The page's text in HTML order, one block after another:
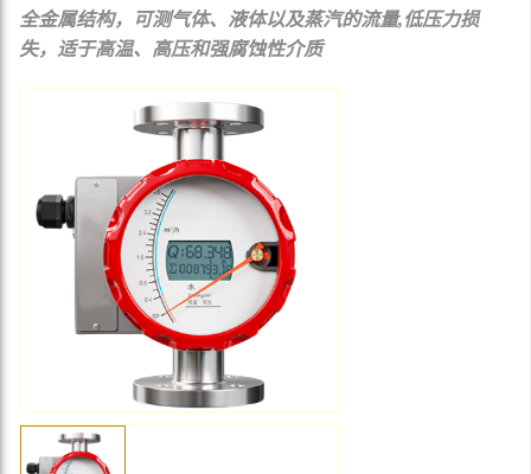
全金属结构，可测气体、液体以及蒸汽的流量,低压力损
失，适于高温、高压和强腐蚀性介质